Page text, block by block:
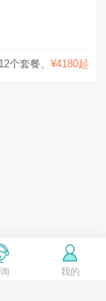
12个套餐、 ¥4180起
我的